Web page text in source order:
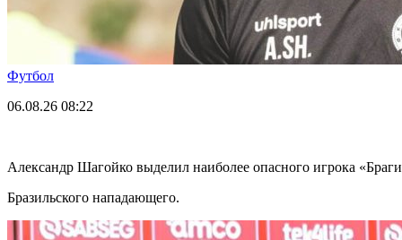
Футбол
06.08.26 08:22
Александр Шагойко выделил наиболее опасного игрока
Бразильского нападающего.